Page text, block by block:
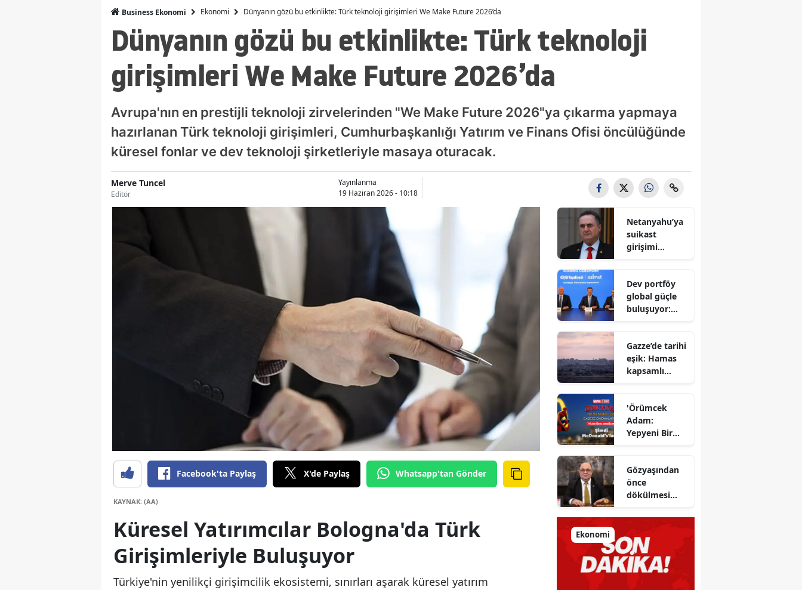
Business Ekonomi Ekonomi Dünyanın gözü bu etkinlikte: Türk teknoloji girişimleri We Make Future 2026’da
Dünyanın gözü bu etkinlikte: Türk teknoloji
girişimleri We Make Future 2026’da
Avrupa'nın en prestijli teknoloji zirvelerinden "We Make Future 2026"ya çıkarma yapmaya
hazırlanan Türk teknoloji girişimleri, Cumhurbaşkanlığı Yatırım ve Finans Ofisi öncülüğünde
küresel fonlar ve dev teknoloji şirketleriyle masaya oturacak.
Merve Tuncel
Editör
Yayınlanma
19 Haziran 2026 - 10:18
Facebook'ta Paylaş X'de Paylaş Whatsapp'tan Gönder
KAYNAK: (AA)
Küresel Yatırımcılar Bologna'da Türk
Girişimleriyle Buluşuyor
Türkiye'nin yenilikçi girişimcilik ekosistemi, sınırları aşarak küresel yatırım
Netanyahu’ya
suikast
girişimi
Bakanı
gizlenen
detayları
Dev portföy
global güçle
buluşuyor:
sıkıştı
Gazze’de tarihi
eşik: Hamas
kapsamlı
onayladı
'Örümcek
Adam:
Yepyeni Bir
şimdi
McDonald’s
Türkiye’de
Gözyaşından
önce
dökülmesi
Tarihin
milletlerin
önüne
koyduğu
ayna!
Ekonomi